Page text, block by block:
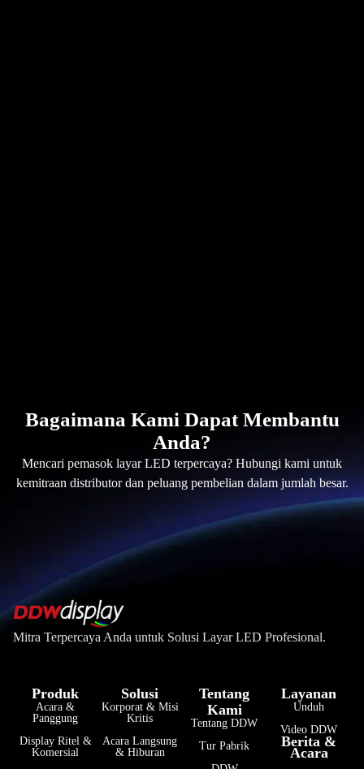
Bagaimana Kami Dapat Membantu
Anda?
Mencari pemasok layar LED terpercaya? Hubungi kami untuk
kemitraan distributor dan peluang pembelian dalam jumlah besar.
Mitra Terpercaya Anda untuk Solusi Layar LED Profesional.
Produk
Acara &
Panggung
Display Ritel &
Komersial
Solusi
Korporat & Misi
Kritis
Acara Langsung
& Hiburan
Tentang
Kami
Tentang DDW
Tur Pabrik
Layanan
Unduh
Video DDW
Berita &
Acara